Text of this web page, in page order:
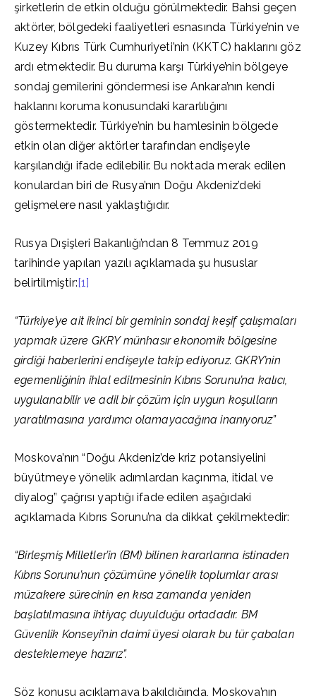
şirketlerin de etkin olduğu görülmektedir. Bahsi geçen
aktörler, bölgedeki faaliyetleri esnasında Türkiye’nin ve
Kuzey Kıbrıs Türk Cumhuriyeti’nin (KKTC) haklarını göz
ardı etmektedir. Bu duruma karşı Türkiye’nin bölgeye
sondaj gemilerini göndermesi ise Ankara’nın kendi
haklarını koruma konusundaki kararlılığını
göstermektedir. Türkiye’nin bu hamlesinin bölgede
etkin olan diğer aktörler tarafından endişeyle
karşılandığı ifade edilebilir. Bu noktada merak edilen
konulardan biri de Rusya’nın Doğu Akdeniz’deki
gelişmelere nasıl yaklaştığıdır.
Rusya Dışişleri Bakanlığı’ndan 8 Temmuz 2019
tarihinde yapılan yazılı açıklamada şu hususlar
belirtilmiştir:[1]
“Türkiye’ye ait ikinci bir geminin sondaj keşif çalışmaları
yapmak üzere GKRY münhasır ekonomik bölgesine
girdiği haberlerini endişeyle takip ediyoruz. GKRY’nin
egemenliğinin ihlal edilmesinin Kıbrıs Sorunu’na kalıcı,
uygulanabilir ve adil bir çözüm için uygun koşulların
yaratılmasına yardımcı olamayacağına inanıyoruz”
Moskova’nın “Doğu Akdeniz’de kriz potansiyelini
büyütmeye yönelik adımlardan kaçınma, itidal ve
diyalog” çağrısı yaptığı ifade edilen aşağıdaki
açıklamada Kıbrıs Sorunu’na da dikkat çekilmektedir:
“Birleşmiş Milletler’in (BM) bilinen kararlarına istinaden
Kıbrıs Sorunu’nun çözümüne yönelik toplumlar arası
müzakere sürecinin en kısa zamanda yeniden
başlatılmasına ihtiyaç duyulduğu ortadadır. BM
Güvenlik Konseyi’nin daimî üyesi olarak bu tür çabaları
desteklemeye hazırız”.
Söz konusu açıklamaya bakıldığında, Moskova’nın